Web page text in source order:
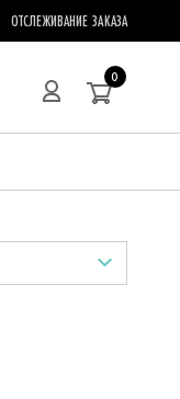
ОТСЛЕЖИВАНИЕ ЗАКАЗА
0